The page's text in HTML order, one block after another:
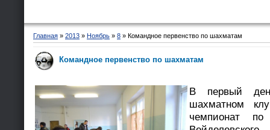
Главная » 2013 » Ноябрь » 8 » Командное первенство по шахматам
Командное первенство по шахматам
В первый
шахматном
чемпионат